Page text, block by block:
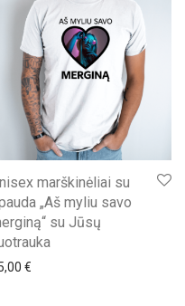
marškinėliai su
„Aš myliu savo
su Jūsų
€